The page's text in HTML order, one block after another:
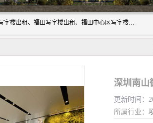
深圳鑫企通投资发展有限公司主营业务：宝安写字楼出租、车公庙写字楼出租、福田写字楼出租、福田中心区写字楼出租、光明写字楼出租、后海写字楼出租、科技园写字楼出租、南山写字楼出租等。公司专注为写字楼提供整体解决方案的化服务，依托于长期的写字楼线下运营经验和积累，以及丰富的互联网从业经验，拥有完善的服务架构体系、丰富的行业经验、与充分的销售资源。
深圳南山
更新时间：
所属行业：